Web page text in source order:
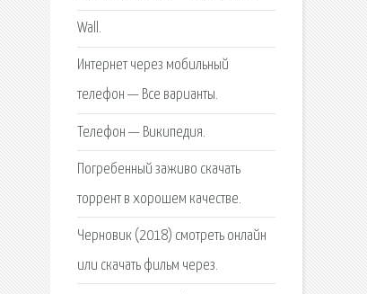
Wall.
Интернет через мобильный
телефон — Все варианты.
Телефон — Википедия.
Погребенный заживо скачать
торрент в хорошем качестве.
Черновик (2018) смотреть онлайн
или скачать фильм через.